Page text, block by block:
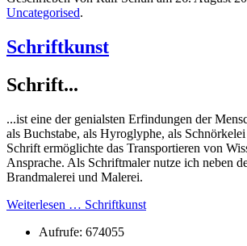
Uncategorised.
Schriftkunst
Schrift...
...ist eine der genialsten Erfindungen der
als Buchstabe, als Hyroglyphe, als
Schrift ermöglichte das Transportieren von
Ansprache. Als Schriftmaler nutze ich neben
Brandmalerei und Malerei.
Weiterlesen … Schriftkunst
Aufrufe: 674055